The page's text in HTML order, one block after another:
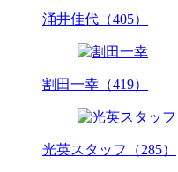
涌井佳代（405）
割田一幸（419）
光英スタッフ（285）